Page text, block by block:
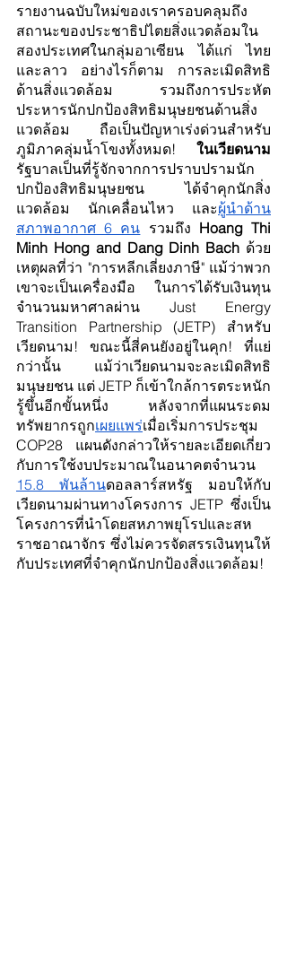
รายงานฉบับใหม่ของเราครอบคลุมถึง
สถานะของประชาธิปไตยสิ่งแวดล้อมใน
สองประเทศในกลุ่มอาเซียน ได้แก่ ไทย
และลาว อย่างไรก็ตาม การละเมิดสิทธิ
ด้านสิ่งแวดล้อม รวมถึงการประหัต
ประหารนักปกป้องสิทธิมนุษยชนด้านสิ่ง
แวดล้อม ถือเป็นปัญหาเร่งด่วนสำหรับ
ภูมิภาคลุ่มน้ำโขงทั้งหมด! ในเวียดนาม
รัฐบาลเป็นที่รู้จักจากการปราบปรามนัก
ปกป้องสิทธิมนุษยชน ได้จำคุกนักสิ่ง
แวดล้อม นักเคลื่อนไหว และผู้นำด้าน
สภาพอากาศ 6 คน รวมถึง Hoang Thi
Minh Hong and Dang Dinh Bach ด้วย
เหตุผลที่ว่า "การหลีกเลี่ยงภาษี" แม้ว่าพวก
เขาจะเป็นเครื่องมือ ในการได้รับเงินทุน
จำนวนมหาศาลผ่าน Just Energy
Transition Partnership (JETP) สำหรับ
เวียดนาม! ขณะนี้สี่คนยังอยู่ในคุก! ที่แย่
กว่านั้น แม้ว่าเวียดนามจะละเมิดสิทธิ
มนุษยชน แต่ JETP ก็เข้าใกล้การตระหนัก
รู้ขึ้นอีกขั้นหนึ่ง หลังจากที่แผนระดม
ทรัพยากรถูกเผยแพร่เมื่อเริ่มการประชุม
COP28 แผนดังกล่าวให้รายละเอียดเกี่ยว
15.8 พันล้านดอลลาร์สหรัฐ มอบให้กับ
เวียดนามผ่านทางโครงการ JETP ซึ่งเป็น
โครงการที่นำโดยสหภาพยุโรปและสห
ราชอาณาจักร ซึ่งไม่ควรจัดสรรเงินทุนให้
กับประเทศที่จำคุกนักปกป้องสิ่งแวดล้อม!